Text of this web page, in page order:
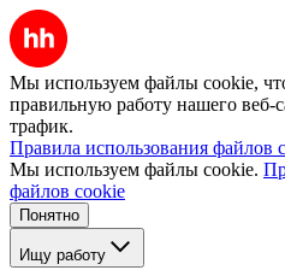
Мы используем файлы cookie,
правильную работу нашего веб-
трафик.
Правила использования файлов
Мы используем файлы cookie.
файлов cookie
Понятно
Ищу работу